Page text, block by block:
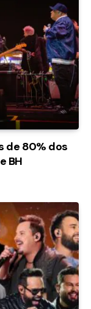
de 80% dos
BH